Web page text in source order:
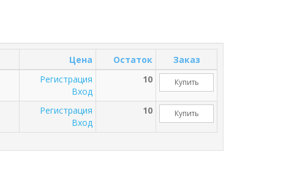
Цена Остаток
Заказ
Регистрация
Вход
10 Купить
Регистрация
Вход
10 Купить